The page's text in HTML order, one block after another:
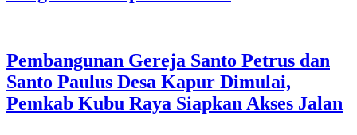
Pembangunan Gereja Santo Petrus dan
Santo Paulus Desa Kapur Dimulai,
Pemkab Kubu Raya Siapkan Akses Jalan